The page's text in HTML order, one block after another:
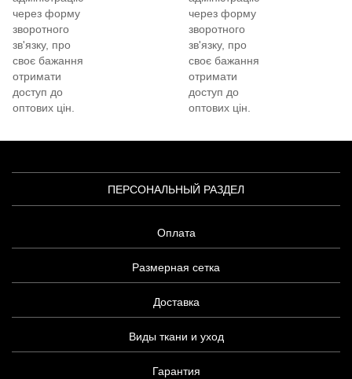
через форму
зворотного
зв'язку, про
своє бажання
отримати
доступ до
оптових цін.
через форму
зворотного
зв'язку, про
своє бажання
отримати
доступ до
оптових цін.
ПЕРСОНАЛЬНЫЙ РАЗДЕЛ
Оплата
Размерная сетка
Доставка
Виды ткани и уход
Гарантия